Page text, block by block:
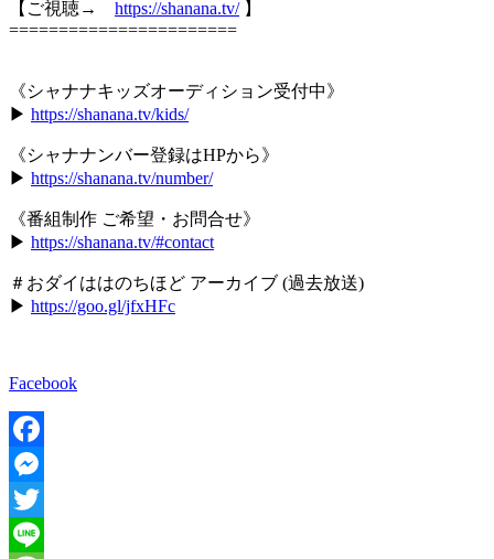
【ご視聴→ https://shanana.tv/】
=======================
《シャナナキッズオーディション受付中》
▶︎ https://shanana.tv/kids/
《シャナナンバー登録はHPから》
▶︎ https://shanana.tv/number/
《番組制作 ご希望・お問合せ》
▶︎ https://shanana.tv/#contact
＃おダイははのちほど アーカイブ (過去放送)
▶︎ https://goo.gl/jfxHFc
Facebook